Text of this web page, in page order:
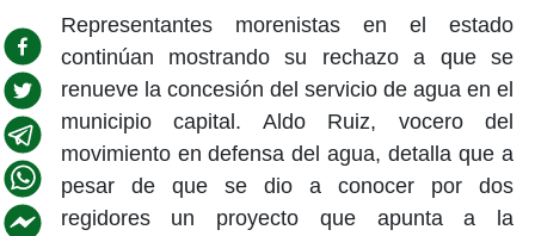
Representantes morenistas en el estado
continúan mostrando su rechazo a que se
renueve la concesión del servicio de agua en el
municipio capital. Aldo Ruiz, vocero del
movimiento en defensa del agua, detalla que a
pesar de que se dio a conocer por dos
regidores un proyecto que apunta a la